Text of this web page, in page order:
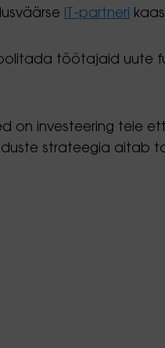
IT-partneri
töötajaid uute
on investeering teie
strateegia aitab